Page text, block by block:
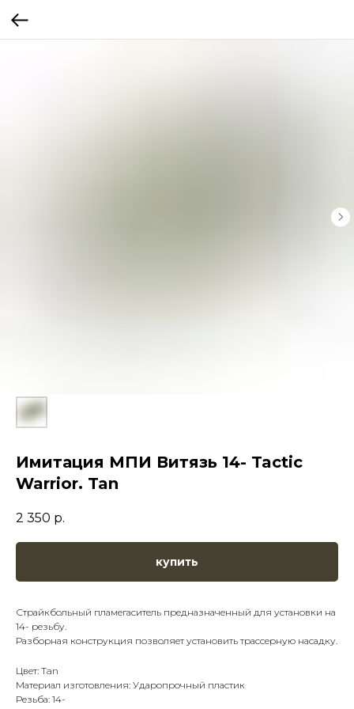
Имитация МПИ Витязь 14- Tactic
Warrior. Tan
2 350 р.
купить
Страйкбольный пламегаситель предназначенный для установки на
14- резьбу.
Разборная конструкция позволяет установить трассерную насадку.
Цвет: Tan
Материал изготовления: Ударопрочный пластик
Резьба: 14-